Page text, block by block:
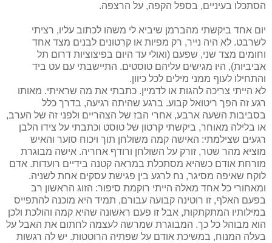
הסתכלו בעיניים, בספל הקפה, על הרצפה.
יום אחד ביקשתי מהברמן שיביא לי משהו לכתוב עליו, רציתי
לשרבט. לא היה נייר, רק מפיות או קרטונים לבנים מצד אחד
וחומים מצד שני, שפעם (ואולי עד היום בפיצוציות דרום תל
אביביות), היו מגישים עליהם טוסטים. התיישבתי עם עט ביד
והתחילו לעוף ממני מילים לכל כיוון.
לא הייתי צריכה להגות או לדמיין. כתבתי את מה שראיתי. מאותו
רגע זה הפך ריטואל קבוע. ברגע שהיתה רגיעה, בדרך כלל
בסביבות השעה ארבע, אחרי הבז של הצהריים ולפני זה של הערב,
או בלילה מאוחר, ביקשתי קרטון של טוסט וכתבתי על צידו הלבן
רגעים שצילמתי: האישה קמה משולחן תוך ויכוח סוער והאיש
מוציא מהר שטר, זורק על השולחן ורודף אחריה. אישה מבוגרת
מורחת אודם כשהיא מסתכלת במראה קטנה בידיים רועדות. אדם
לוקח שאיפה מסיגר, נח לרגע בין פגישת עסקים אחת לשניה.
ומאחורי כל אחד מאלה הייתי רוקמת סיפור: הזוג הראשון רב
בפעם האלף, זו רוטינה קבועה עבורם, תמיד היא מוכנה להתפייס
במילותיו המתקתקות, אבל זו פעם ראשונה שהיא קמה והולכת ולכן
הוא מבוהל כל כך. המבוגרת שמרשה לעצמה לחתום את האבל על
בעלה המנוח, במשיכת אודם על שפתיה הרוטטות. יש לה רגשות